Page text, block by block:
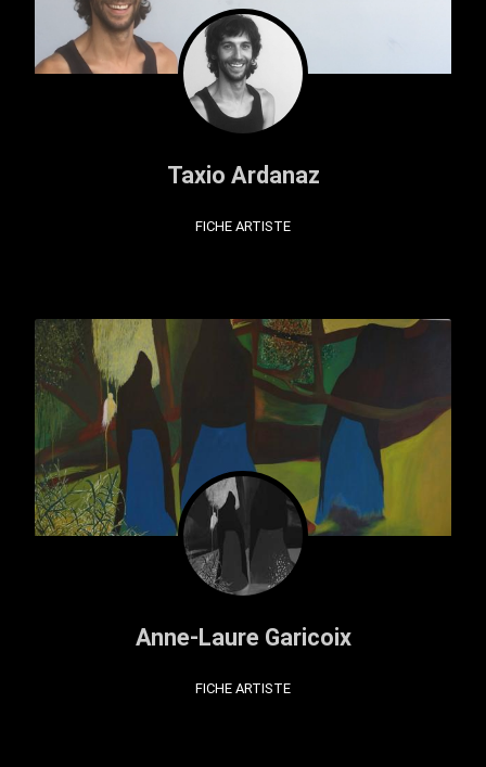
Taxio Ardanaz
FICHE ARTISTE
Anne-Laure Garicoix
FICHE ARTISTE